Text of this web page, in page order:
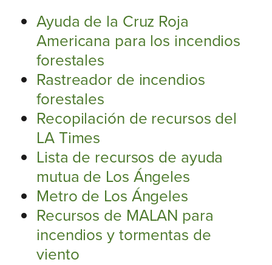
Ayuda de la Cruz Roja
Americana para los incendios
forestales
Rastreador de incendios
forestales
Recopilación de recursos del
LA Times
Lista de recursos de ayuda
mutua de Los Ángeles
Metro de Los Ángeles
Recursos de MALAN para
incendios y tormentas de
viento